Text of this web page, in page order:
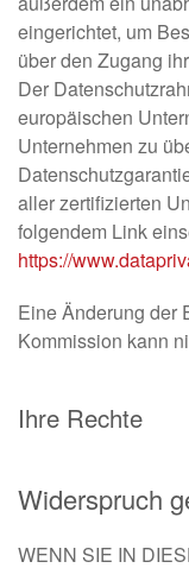
eingerichtet, um
über den Zugang
Der
europäischen
Unternehmen zu
aller zertifizierten
folgendem Link
https://
Eine Änderung der
Kommission kann
Ihre Rechte
Widerspruch
WENN SIE IN